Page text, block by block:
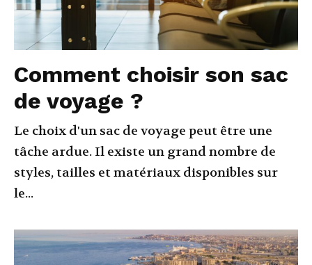
Comment choisir son sac
de voyage ?
Le choix d'un sac de voyage peut être une
tâche ardue. Il existe un grand nombre de
styles, tailles et matériaux disponibles sur
le...